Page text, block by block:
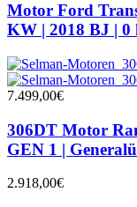
Motor Ford
KW | 2018 BJ | 0
7.499,00€
306DT Motor
GEN 1 |
2.918,00€